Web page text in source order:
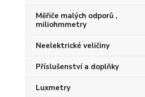
Měřiče malých odporů ,
miliohmmetry
Neelektrické veličiny
Příslušenství a doplňky
Luxmetry